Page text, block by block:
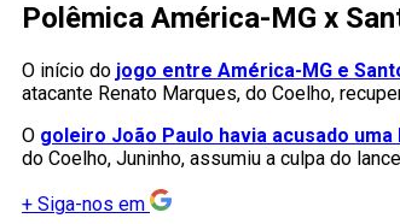
Polêmica América-MG x
O início do jogo entre América-MG e
atacante Renato Marques, do Coelho,
O goleiro João Paulo havia acusado uma
do Coelho, Juninho, assumiu a culpa do
+ Siga-nos em